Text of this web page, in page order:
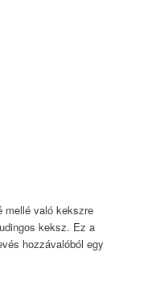
mellé való kekszre
keksz. Ez a
hozzávalóból egy